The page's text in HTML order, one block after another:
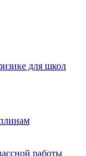
для школ
работы